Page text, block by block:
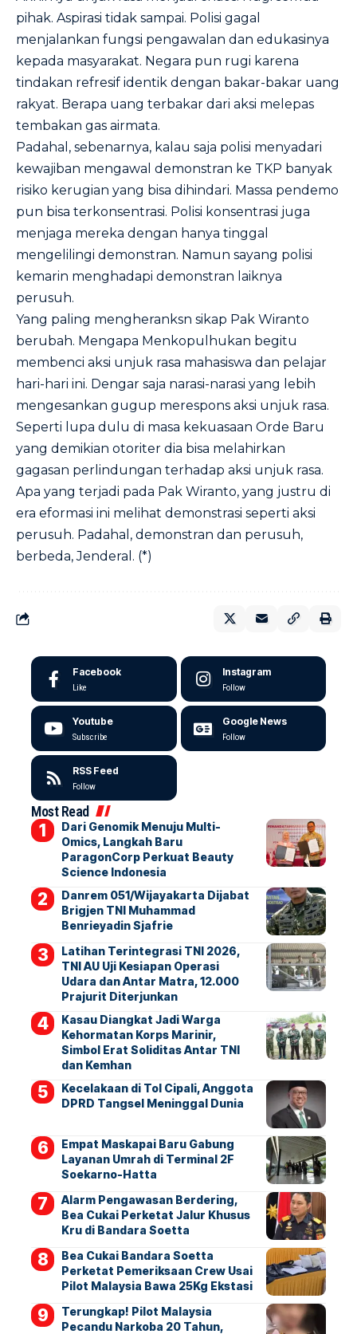
pihak. Aspirasi tidak sampai. Polisi gagal
menjalankan fungsi pengawalan dan edukasinya
kepada masyarakat. Negara pun rugi karena
tindakan refresif identik dengan bakar-bakar uang
rakyat. Berapa uang terbakar dari aksi melepas
tembakan gas airmata.
Padahal, sebenarnya, kalau saja polisi menyadari
kewajiban mengawal demonstran ke TKP banyak
risiko kerugian yang bisa dihindari. Massa pendemo
pun bisa terkonsentrasi. Polisi konsentrasi juga
menjaga mereka dengan hanya tinggal
mengelilingi demonstran. Namun sayang polisi
kemarin menghadapi demonstran laiknya
perusuh.
Yang paling mengheranksn sikap Pak Wiranto
berubah. Mengapa Menkopulhukan begitu
membenci aksi unjuk rasa mahasiswa dan pelajar
hari-hari ini. Dengar saja narasi-narasi yang lebih
mengesankan gugup merespons aksi unjuk rasa.
Seperti lupa dulu di masa kekuasaan Orde Baru
yang demikian otoriter dia bisa melahirkan
gagasan perlindungan terhadap aksi unjuk rasa.
Apa yang terjadi pada Pak Wiranto, yang justru di
era eformasi ini melihat demonstrasi seperti aksi
perusuh. Padahal, demonstran dan perusuh,
berbeda, Jenderal. (*)
Facebook
Like
Instagram
Follow
Youtube
Subscribe
Google News
Follow
RSS Feed
Follow
Most Read
Dari Genomik Menuju Multi-
Omics, Langkah Baru
ParagonCorp Perkuat Beauty
Science Indonesia
Danrem 051/Wijayakarta Dijabat
Brigjen TNI Muhammad
Benrieyadin Sjafrie
Latihan Terintegrasi TNI 2026,
TNI AU Uji Kesiapan Operasi
Udara dan Antar Matra, 12.000
Prajurit Diterjunkan
Kasau Diangkat Jadi Warga
Kehormatan Korps Marinir,
Simbol Erat Soliditas Antar TNI
dan Kemhan
Kecelakaan di Tol Cipali, Anggota
DPRD Tangsel Meninggal Dunia
Empat Maskapai Baru Gabung
Layanan Umrah di Terminal 2F
Soekarno-Hatta
Alarm Pengawasan Berdering,
Bea Cukai Perketat Jalur Khusus
Kru di Bandara Soetta
Bea Cukai Bandara Soetta
Perketat Pemeriksaan Crew Usai
Pilot Malaysia Bawa 25Kg Ekstasi
Terungkap! Pilot Malaysia
Pecandu Narkoba 20 Tahun,